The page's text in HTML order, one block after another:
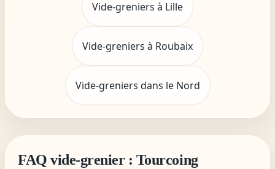
Vide-greniers à Lille
Vide-greniers à Roubaix
Vide-greniers dans le Nord
FAQ vide-grenier : Tourcoing